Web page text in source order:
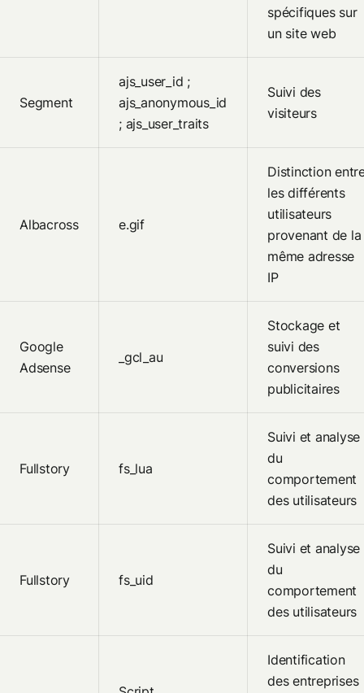
spécifiques sur
un site web
Segment
ajs_user_id ;
ajs_anonymous_id
; ajs_user_traits
Suivi des
visiteurs
Albacross e.gif
Distinction
les différents
utilisateurs
provenant de la
même adresse
IP
Google
Adsense
_gcl_au
Stockage et
suivi des
conversions
publicitaires
Fullstory fs_lua
Suivi et analyse
du
comportement
des utilisateurs
Fullstory fs_uid
Suivi et analyse
du
comportement
des utilisateurs
Identification
des entreprises